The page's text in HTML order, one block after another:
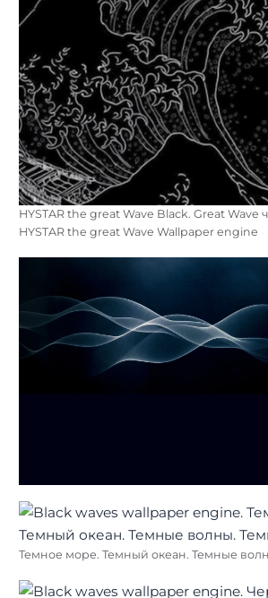
HYSTAR the great Wave Black. Great Wave
HYSTAR the great Wave Wallpaper engine
Темное море. Темный океан. Темные